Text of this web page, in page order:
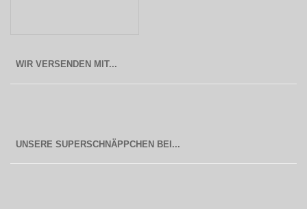
WIR VERSENDEN MIT...